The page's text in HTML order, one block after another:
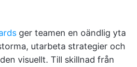
ger teamen en oändlig yta
utarbeta strategier och
visuellt. Till skillnad från